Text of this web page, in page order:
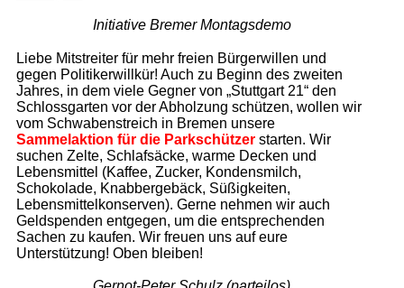
Initiative Bremer Montagsdemo
Liebe Mitstreiter für mehr freien Bürgerwillen und
gegen Politikerwillkür! Auch zu Beginn des zweiten
Jahres, in dem viele Gegner von „Stuttgart 21“ den
Schlossgarten vor der Abholzung schützen, wollen wir
vom Schwabenstreich in Bremen unsere
Sammelaktion für die Parkschützerstarten. Wir
suchen Zelte, Schlafsäcke, warme Decken und
Lebensmittel (Kaffee, Zucker, Kondensmilch,
Schokolade, Knabbergebäck, Süßigkeiten,
Lebensmittelkonserven). Gerne nehmen wir auch
Geldspenden entgegen, um die entsprechenden
Sachen zu kaufen. Wir freuen uns auf eure
Unterstützung! Oben bleiben!